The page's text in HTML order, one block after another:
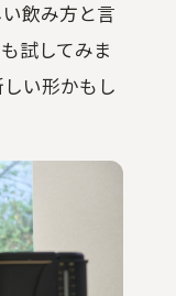
飲み方と言
試してみま
い形かもし